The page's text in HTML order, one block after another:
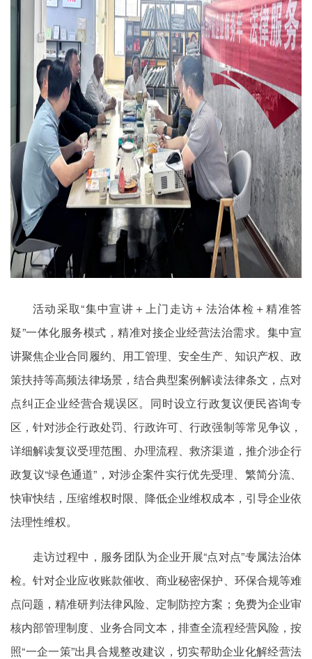
活动采取“集中宣讲＋上门走访＋法治体检＋精准答
疑”一体化服务模式，精准对接企业经营法治需求。集中宣
讲聚焦企业合同履约、用工管理、安全生产、知识产权、政
策扶持等高频法律场景，结合典型案例解读法律条文，点对
点纠正企业经营合规误区。同时设立行政复议便民咨询专
区，针对涉企行政处罚、行政许可、行政强制等常见争议，
详细解读复议受理范围、办理流程、救济渠道，推介涉企行
政复议“绿色通道”，对涉企案件实行优先受理、繁简分流、
快审快结，压缩维权时限、降低企业维权成本，引导企业依
法理性维权。
走访过程中，服务团队为企业开展“点对点”专属法治体
检。针对企业应收账款催收、商业秘密保护、环保合规等难
点问题，精准研判法律风险、定制防控方案；免费为企业审
核内部管理制度、业务合同文本，排查全流程经营风险，按
照“一企一策”出具合规整改建议，切实帮助企业化解经营法